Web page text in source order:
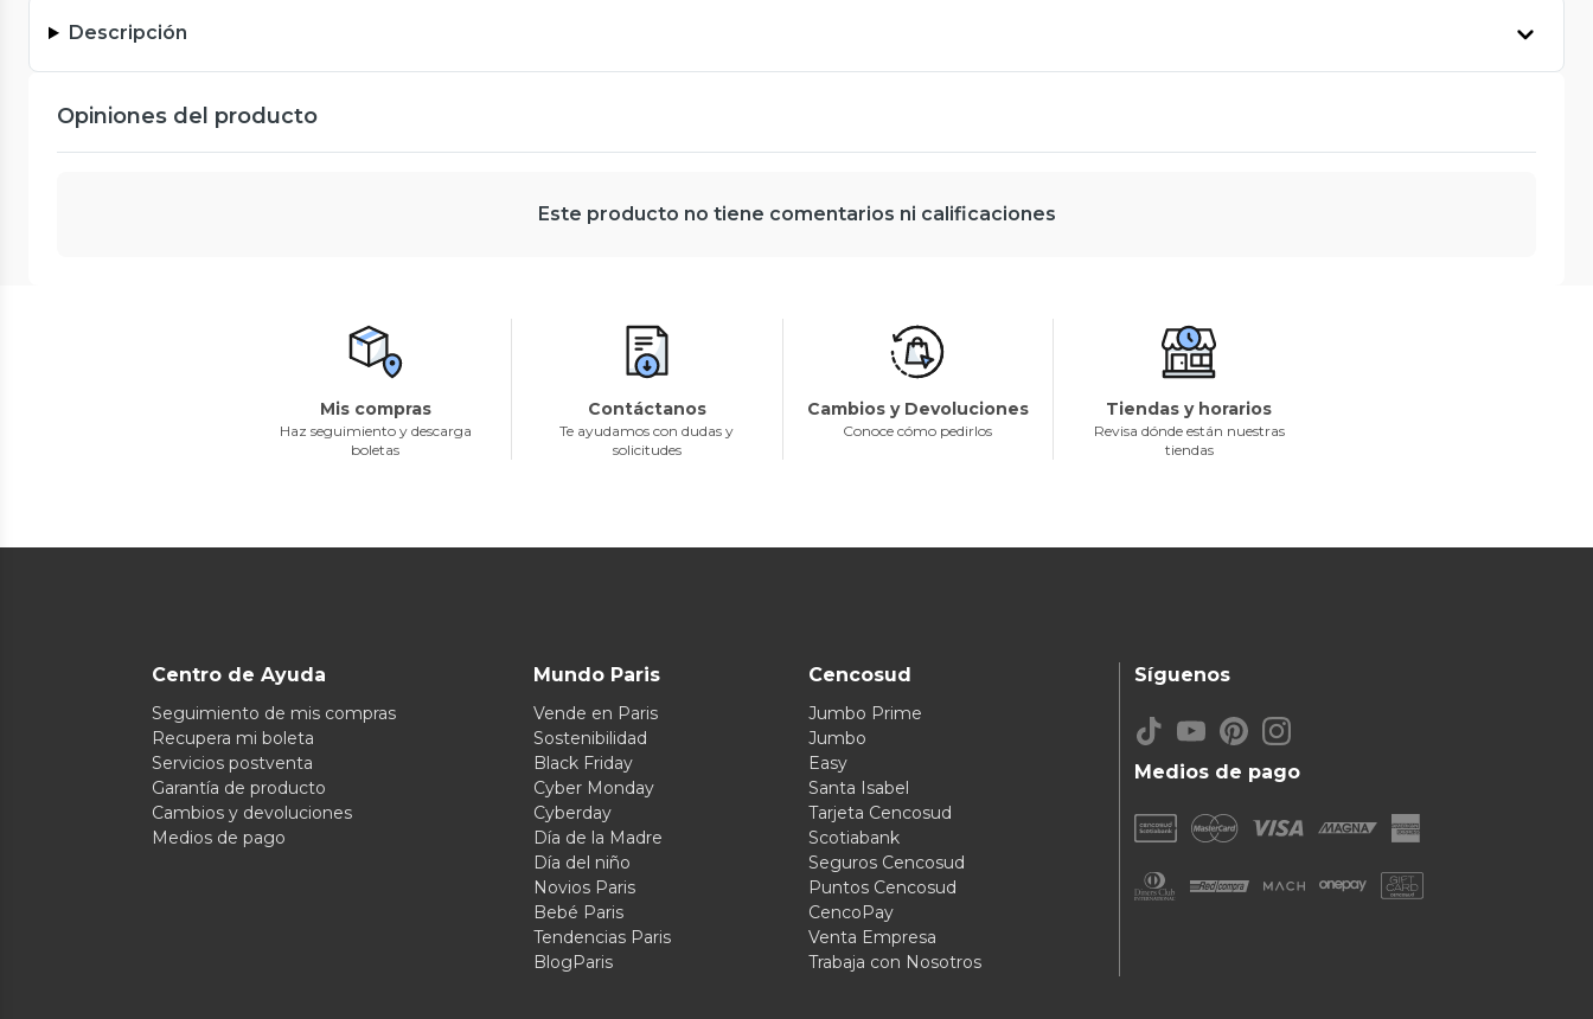
Descripción
Opiniones del producto
Este producto no tiene comentarios ni calificaciones
Mis compras
Haz seguimiento y descarga
boletas
Contáctanos
Te ayudamos con dudas y
solicitudes
Cambios y Devoluciones
Conoce cómo pedirlos
Tiendas y horarios
Revisa dónde están nuestras
tiendas
Centro de Ayuda
Seguimiento de mis compras
Recupera mi boleta
Servicios postventa
Garantía de producto
Cambios y devoluciones
Medios de pago
Mundo Paris
Vende en Paris
Sostenibilidad
Black Friday
Cyber Monday
Cyberday
Día de la Madre
Día del niño
Novios Paris
Bebé Paris
Tendencias Paris
BlogParis
Cencosud
Jumbo Prime
Jumbo
Easy
Santa Isabel
Tarjeta Cencosud
Scotiabank
Seguros Cencosud
Puntos Cencosud
CencoPay
Venta Empresa
Trabaja con Nosotros
Medios de pago
Síguenos